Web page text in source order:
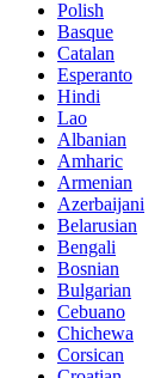
Polish
Basque
Catalan
Esperanto
Hindi
Lao
Albanian
Amharic
Armenian
Azerbaijani
Belarusian
Bengali
Bosnian
Bulgarian
Cebuano
Chichewa
Corsican